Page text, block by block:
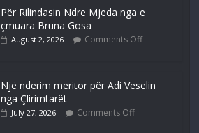
Për Rilindasin Ndre Mjeda nga e
çmuara Bruna Gosa
August 2, 2026 Comments Off
Një nderim meritor për Adi Veselin
nga Çlirimtarët
July 27, 2026 Comments Off